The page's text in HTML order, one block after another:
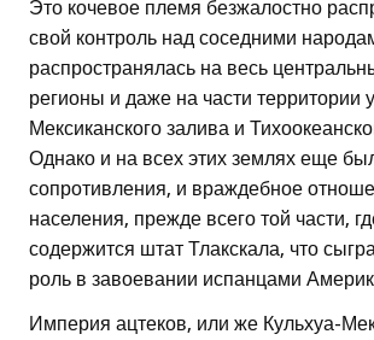
Это кочевое племя безжалостно
свой контроль над соседними
распространялась на весь
регионы и даже на части территории у
Мексиканского залива и
Однако и на всех этих землях еще
сопротивления, и враждебное
населения, прежде всего той части,
содержится штат Тлакскала, что
роль в завоевании испанцами
Империя ацтеков, или же Кульхуа-